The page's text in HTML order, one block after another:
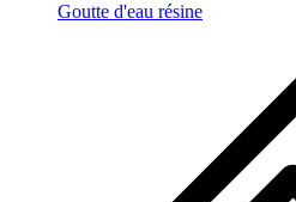
Goutte d'eau résine